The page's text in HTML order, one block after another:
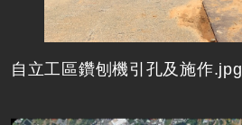
自立工區鑽刨機引孔及施作.jpg